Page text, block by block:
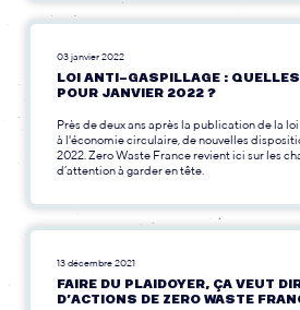
03 janvier 2022
LOI ANTI-GASPILLAGE :
POUR JANVIER 2022 ?
Près de deux ans après la publication de la
à l'économie circulaire, de nouvelles
2022. Zero Waste France revient ici sur les
d’attention à garder en tête.
13 décembre 2021
FAIRE DU PLAIDOYER, ÇA VEUT
D’ACTIONS DE ZERO WASTE